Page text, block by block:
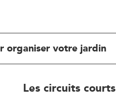
organiser votre jardin
Les circuits courts